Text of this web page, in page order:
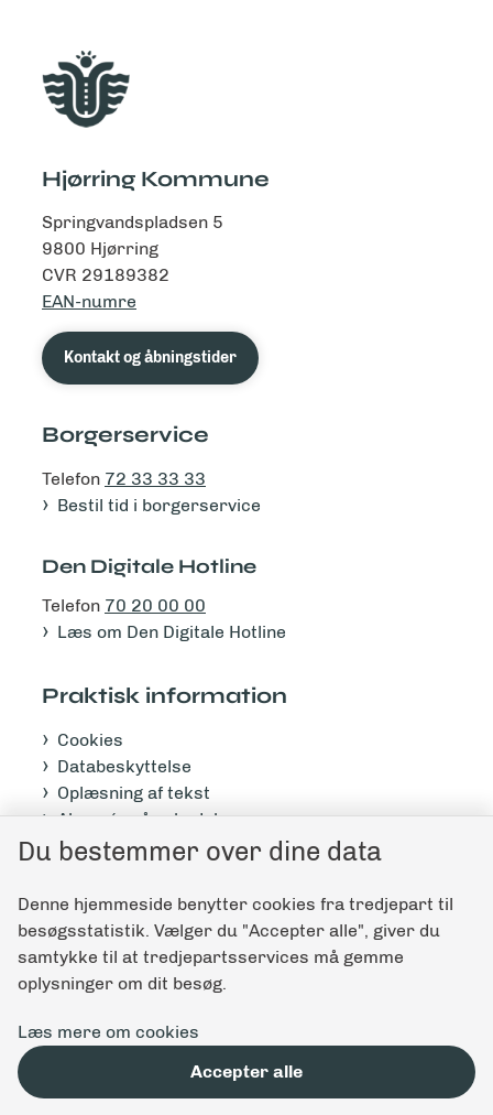
Hjørring Kommune
Springvandspladsen 5
9800 Hjørring
CVR 29189382
EAN-numre
Kontakt og åbningstider
Borgerservice
Telefon 72 33 33 33
Bestil tid i borgerservice
Den Digitale Hotline
Telefon 70 20 00 00
Læs om Den Digitale Hotline
Praktisk information
Cookies
Databeskyttelse
Oplæsning af tekst
Abonnér på nyhedsbrev
Tilgængelighedserklæring
Giv feedback til denne side
Du bestemmer over dine data
Denne hjemmeside benytter cookies fra tredjepart til
besøgsstatistik. Vælger du "Accepter alle", giver du
samtykke til at tredjepartsservices må gemme
oplysninger om dit besøg.
Læs mere om cookies
Accepter alle